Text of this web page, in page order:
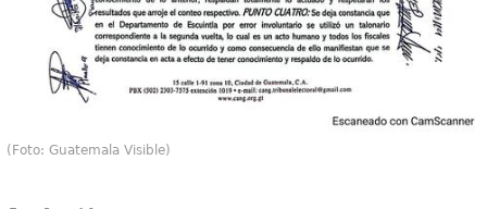
(Foto: Guatemala Visible)